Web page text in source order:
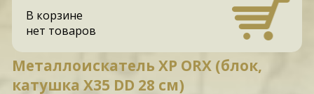
В корзине
нет товаров
Металлоискатель XP ORX (блок,
катушка Х35 DD 28 см)